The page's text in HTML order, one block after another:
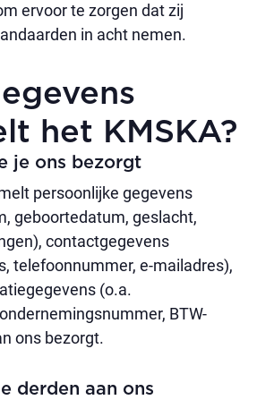
ervoor te zorgen dat zij
in acht nemen.
het KMSKA?
je ons bezorgt
persoonlijke gegevens
geboortedatum, geslacht,
contactgegevens
telefoonnummer, e-mailadres),
(o.a.
BTW-
ons bezorgt.
derden aan ons